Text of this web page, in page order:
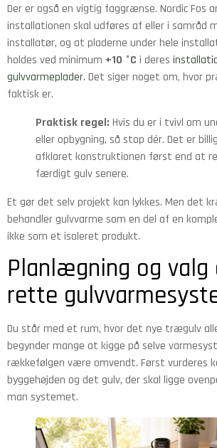
Der er også en vigtig faggrænse. Nordic Fos
installationen skal udføres af eller i samråd
installatør, og at pladerne under hele
holdes ved minimum +10 °C i deres
gulvvarmeplader. Det siger noget om, hvor
faktisk er.
Praktisk regel: Hvis du er i tvivl om
eller opbygning, så stop dér. Det er
afklaret konstruktionen først end at
færdigt gulv senere.
Et gør det selv projekt kan lykkes. Men det
behandler gulvvarme som en del af en
ikke som et isoleret produkt.
Planlægning og
rette
Du står med et rum, hvor det nye trægulv
begynder mange at kigge på selve
rækkefølgen være omvendt. Først vurderes
byggehøjden og det gulv, der skal ligge
man systemet.